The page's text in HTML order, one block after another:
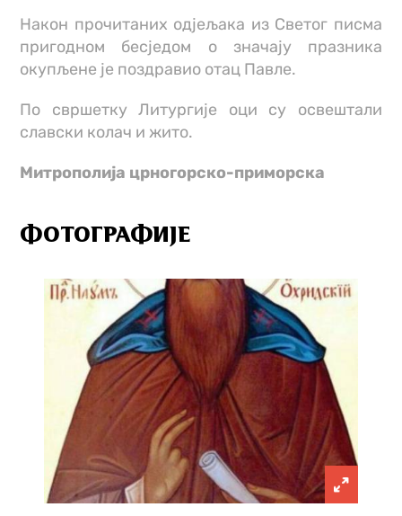
Након прочитаних одјељака из Светог писма
пригодном бесједом о значају празника
окупљене је поздравио отац Павле.
По свршетку Литургије оци су освештали
славски колач и жито.
Митрополијa црногорско-приморскa
ФОТОГРАФИЈЕ